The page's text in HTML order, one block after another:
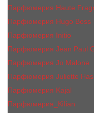
Парфюмерия Haute
Парфюмерия Hugo Boss
Парфюмерия Initio
Парфюмерия Jean Paul
Парфюмерия Jо Malоnе
Парфюмерия Juliette Has
Парфюмерия Kajal
Парфюмерия_КiIiаn